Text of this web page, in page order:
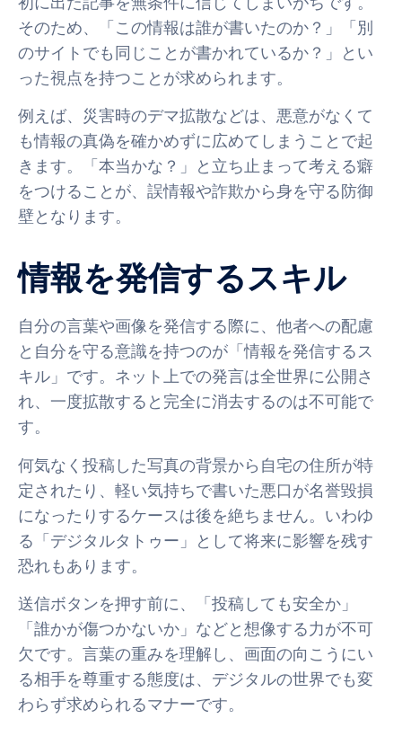
そのため、「この情報は誰が書いたのか？」「別
のサイトでも同じことが書かれているか？」とい
った視点を持つことが求められます。
例えば、災害時のデマ拡散などは、悪意がなくて
も情報の真偽を確かめずに広めてしまうことで起
きます。「本当かな？」と立ち止まって考える癖
をつけることが、誤情報や詐欺から身を守る防御
壁となります。
情報を発信するスキル
自分の言葉や画像を発信する際に、他者への配慮
と自分を守る意識を持つのが「情報を発信するス
キル」です。ネット上での発言は全世界に公開さ
れ、一度拡散すると完全に消去するのは不可能で
す。
何気なく投稿した写真の背景から自宅の住所が特
定されたり、軽い気持ちで書いた悪口が名誉毀損
になったりするケースは後を絶ちません。いわゆ
る「デジタルタトゥー」として将来に影響を残す
恐れもあります。
送信ボタンを押す前に、「投稿しても安全か」
「誰かが傷つかないか」などと想像する力が不可
欠です。言葉の重みを理解し、画面の向こうにい
る相手を尊重する態度は、デジタルの世界でも変
わらず求められるマナーです。